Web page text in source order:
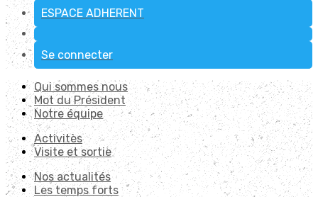
ESPACE ADHERENT
Se connecter
Qui sommes nous
Mot du Président
Notre équipe
Activitès
Visite et sortie
Nos actualités
Les temps forts